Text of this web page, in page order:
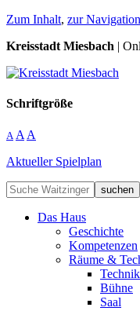
Zum Inhalt, zur Navigation
Kreisstadt Miesbach |
Schriftgröße
A A A
Aktueller Spielplan
suchen
Das Haus
Geschichte
Kompetenzen
Räume &
Bühne
Saal